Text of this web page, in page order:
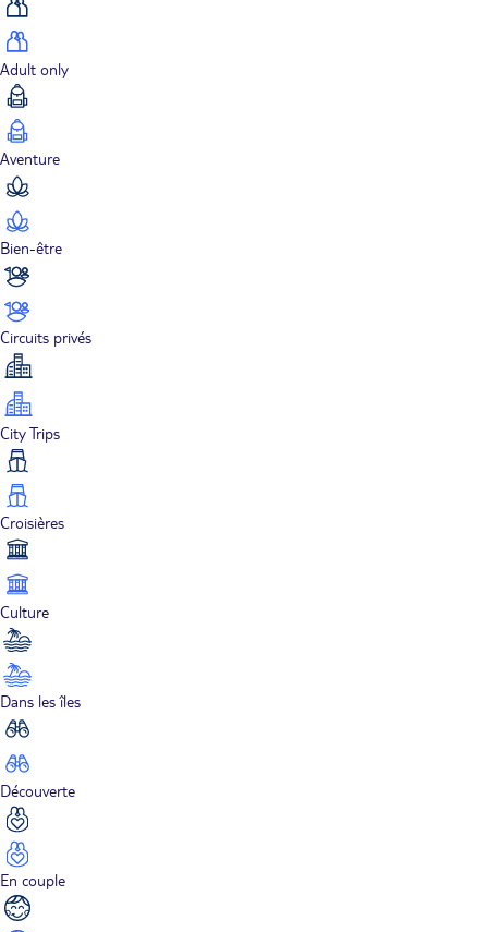
Adult only
Aventure
Bien-être
Circuits privés
City Trips
Croisières
Culture
Dans les îles
Découverte
En couple